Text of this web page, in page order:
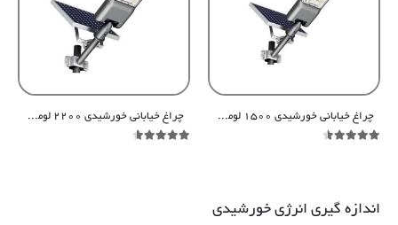
چراغ خیابانی خورشیدی ۱۵۰۰ لومن لنزدار سری سولار چراغ خیابانی خورشیدی ۲۲۰۰ لومن لنزدار سری سولار
اندازه گیری انرژی خورشیدی